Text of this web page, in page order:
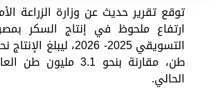
توقع تقرير حديث عن وزارة الزراعة
ارتفاع ملحوظ في إنتاج السكر
طن، مقارنة بنحو 3.1
الحالي.